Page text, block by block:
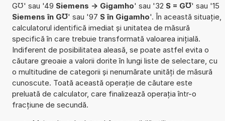
G℧' sau '49 Siemens -> Gigamho' sau '32 S = G℧' sau '15
Siemens în G℧' sau '97 S în Gigamho'. În această situație,
calculatorul identifică imediat și unitatea de măsură
specifică în care trebuie transformată valoarea inițială.
Indiferent de posibilitatea aleasă, se poate astfel evita o
căutare greoaie a valorii dorite în lungi liste de selectare, cu
o multitudine de categorii și nenumărate unități de măsură
cunoscute. Toată această operație de căutare este
preluată de calculator, care finalizează operația într-o
fracțiune de secundă.